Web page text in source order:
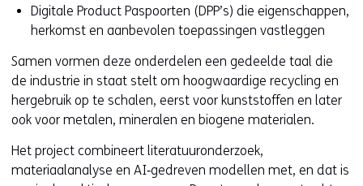
w
v
n
s
t
e
(
Digitale Product Paspoorten (DPP’s) die eigenschappen,
herkomst en aanbevolen toepassingen vastleggen
Samen vormen deze onderdelen een gedeelde taal die
de industrie in staat stelt om hoogwaardige recycling en
hergebruik op te schalen, eerst voor kunststoffen en later
ook voor metalen, mineralen en biogene materialen.
Het project combineert literatuuronderzoek,
materiaalanalyse en AI‑gedreven modellen met, en dat is